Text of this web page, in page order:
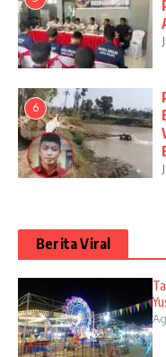
6
Berita Viral